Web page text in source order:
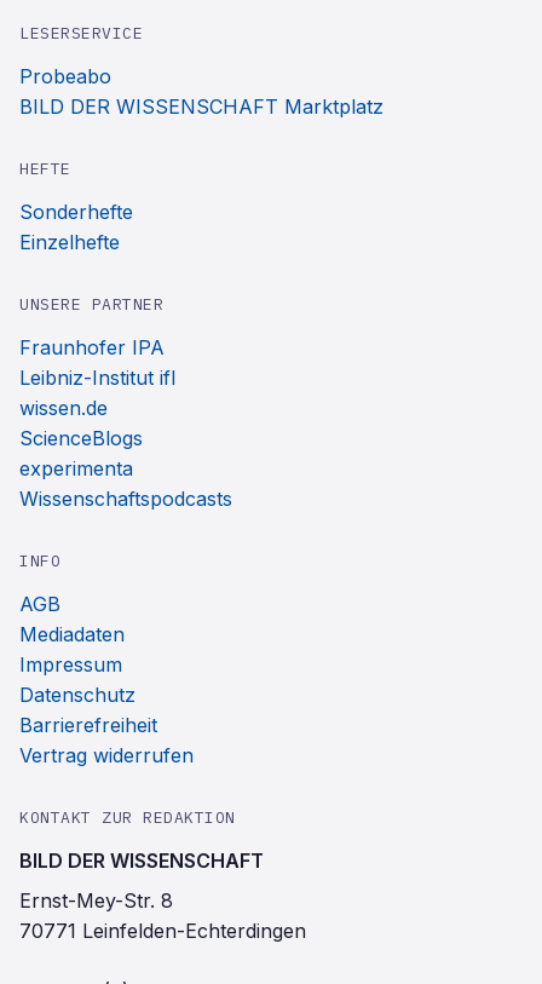
LESERSERVICE
Probeabo
BILD DER WISSENSCHAFT Marktplatz
HEFTE
Sonderhefte
Einzelhefte
UNSERE PARTNER
Fraunhofer IPA
Leibniz-Institut ifl
wissen.de
ScienceBlogs
experimenta
Wissenschaftspodcasts
INFO
AGB
Mediadaten
Impressum
Datenschutz
Barrierefreiheit
Vertrag widerrufen
KONTAKT ZUR REDAKTION
BILD DER WISSENSCHAFT
Ernst-Mey-Str. 8
70771 Leinfelden-Echterdingen